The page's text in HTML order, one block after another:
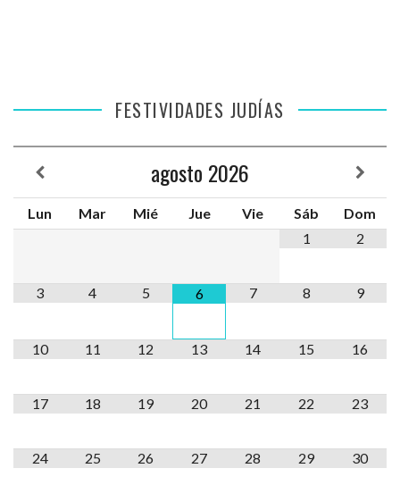
FESTIVIDADES JUDÍAS
agosto 2026
Lun Mar Mié Jue Vie Sáb
Dom
1
2
3 4 5 6 7 8 9
10 11 12 13 14 15 16
17 18 19 20 21 22 23
24 25 26 27 28 29 30